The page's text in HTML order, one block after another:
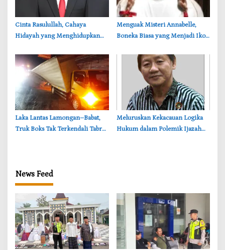
‎Cinta Rasulullah, Cahaya
Hidayah yang Menghidupkan
‎Menguak Misteri Annabelle,
Boneka Biasa yang Menjadi Ikon
‎Laka Lantas Lamongan–Babat,
Truk Boks Tak Terkendali Tabrak
Meluruskan Kekacauan Logika
Hukum dalam Polemik Ijazah
News Feed